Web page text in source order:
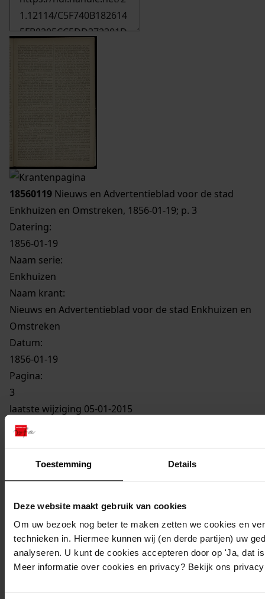
Toestemming Details
Deze website maakt gebruik van cookies
Om uw bezoek nog beter te maken zetten we cookies en
technieken in. Hiermee kunnen wij (en derde partijen) uw
analyseren. U kunt de cookies accepteren door op 'Ja, dat
Meer informatie over cookies en privacy? Bekijk ons
18560119 Nieuws en Advertentieblad voor de stad
Enkhuizen en Omstreken, 1856-01-19; p. 3
Datering:
1856-01-19
Naam serie:
Enkhuizen
Naam krant:
Nieuws en Advertentieblad voor de stad Enkhuizen en
Omstreken
Datum:
1856-01-19
Pagina:
3
laatste wijziging 05-01-2015
1 gedigitaliseerd
EC-1856 Enkhuizen
Mijn Studiezaal